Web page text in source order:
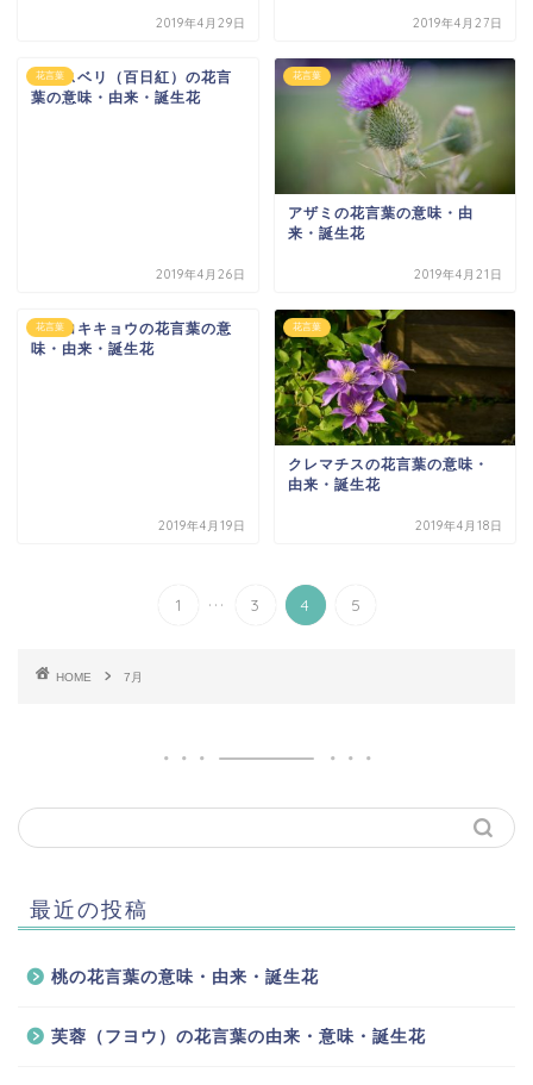
2019年4月29日 2019年4月27日
花言葉
サルスベリ（百日紅）の花言
葉の意味・由来・誕生花
2019年4月26日
花言葉
アザミの花言葉の意味・由
来・誕生花
2019年4月21日
花言葉
トルコキキョウの花言葉の意
味・由来・誕生花
2019年4月19日
花言葉
クレマチスの花言葉の意味・
由来・誕生花
2019年4月18日
1 ... 3 4 5
HOME 7月
最近の投稿
桃の花言葉の意味・由来・誕生花
芙蓉（フヨウ）の花言葉の由来・意味・誕生花